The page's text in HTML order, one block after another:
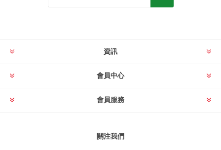
資訊
會員中心
會員服務
關注我們